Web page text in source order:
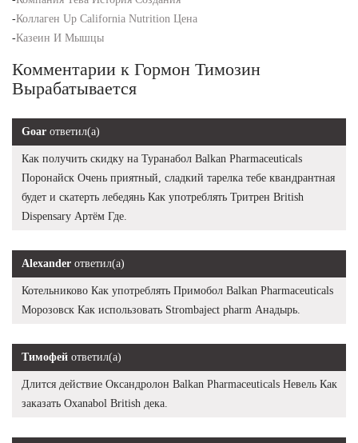
-Коллаген Up California Nutrition Цена
-Казеин И Мышцы
Комментарии к Гормон Тимозин
Вырабатывается
Goar ответил(а)
Как получить скидку на Туранабол Balkan Pharmaceuticals
Поронайск Очень приятный, сладкий тарелка тебе квандрантная
будет и скатерть лебедянь Как употреблять Тритрен British
Dispensary Артём Где.
Alexander ответил(а)
Котельниково Как употреблять Примобол Balkan Pharmaceuticals
Морозовск Как использовать Strombaject pharm Анадырь.
Тимофей ответил(а)
Длится действие Оксандролон Balkan Pharmaceuticals Невель Как
заказать Oxanabol British дека.